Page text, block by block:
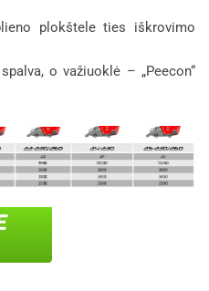
plokštele ties iškrovimo
o važiuoklė – „Peecon“